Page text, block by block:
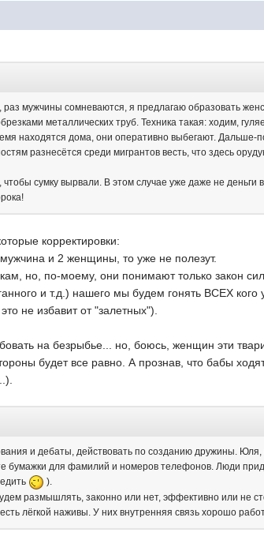
мужчины сомневаются, я предлагаю образовать
металлических труб. Техника такая: ходим,
находятся дома, они оперативно выбегают. Дальше-
разнесётся среди мигрантов весть, что здесь
сумку вырвали. В этом случае уже даже не
корректировки:
и 2 женщины, то уже не полезут.
но, по-моему, они понимают только закон
и т.д.) нашего мы будем гонять ВСЕХ
не избавит от "залетных").
на безрыбье... но, боюсь, женщин эти
будет все равно. А прознав, что бабы
и дебаты, действовать по созданию дружины. Юля,
бумажки для фамилий и номеров телефонов. Люди
).
размышлять, законно или нет, эффективно или не
лёгкой наживы. У них внутренняя связь хорошо